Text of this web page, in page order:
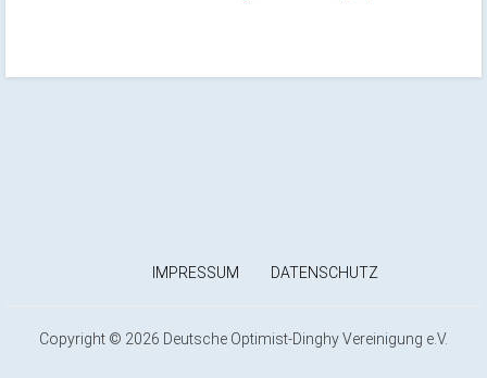
IMPRESSUM DATENSCHUTZ
Copyright © 2026 Deutsche Optimist-Dinghy Vereinigung e.V.